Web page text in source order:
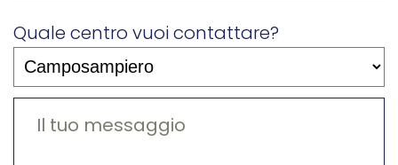
Quale centro vuoi contattare?